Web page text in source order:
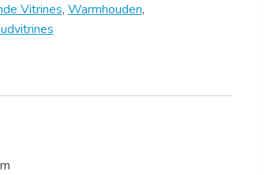
Vitrines, Warmhouden,